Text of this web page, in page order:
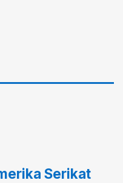
Serikat